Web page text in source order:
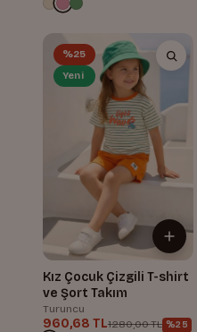
%25
Yeni
Kız Çocuk Çizgili T-shirt
ve Şort Takım
Turuncu
960,68 TL1.280,00 TL %25